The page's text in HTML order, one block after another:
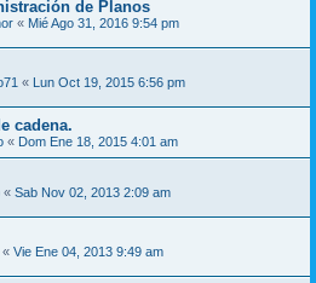
de Planos
« Mié Ago 31, 2016 9:54 pm
« Lun Oct 19, 2015 6:56 pm
cadena.
« Dom Ene 18, 2015 4:01 am
« Sab Nov 02, 2013 2:09 am
« Vie Ene 04, 2013 9:49 am